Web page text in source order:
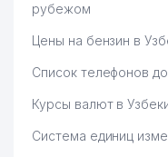
рубежом
Цены на бензин в
Список телефонов
Курсы валют в
Система единиц